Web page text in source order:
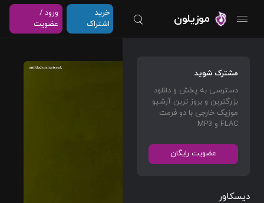
موزیلون
خرید
اشتراک
ورود /
عضویت
مشترک شوید
دسترسی به پخش و دانلود
بزرگترین و بروز ترین آرشیو
موزیک خارجی با دو فرمت
FLAC و MP3
عضویت رایگان
دیسکاور